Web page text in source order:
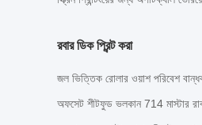
রবার ডিক প্রিন্ট করা
জল ভিত্তিক রোলার ওয়াশ পরিবেশ
অফসেট শীটফুড ভলকান 714 মাস্টার